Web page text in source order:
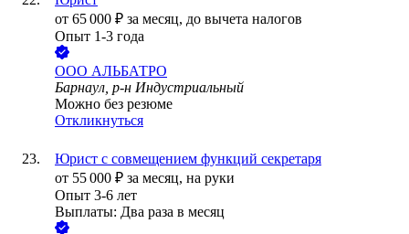
от 65 000 ₽ за месяц, до вычета налогов
Опыт 1-3 года
ООО АЛЬБАТРО
Барнаул, р-н Индустриальный
Можно без резюме
Откликнуться
Юрист с совмещением функций секретаря
от 55 000 ₽ за месяц, на руки
Опыт 3-6 лет
Выплаты: Два раза в месяц